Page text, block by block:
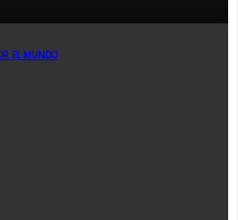
EL MUNDO